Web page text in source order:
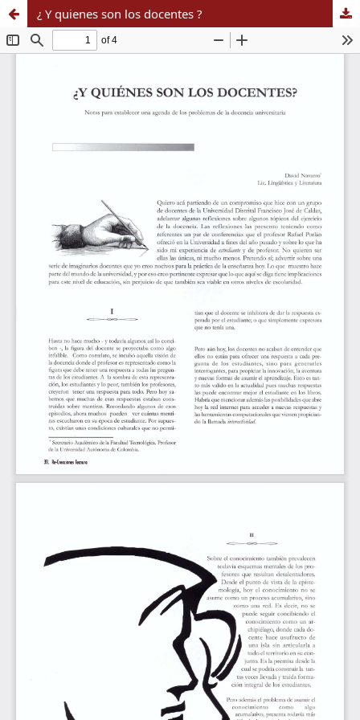
¿ Y quienes son los docentes ?